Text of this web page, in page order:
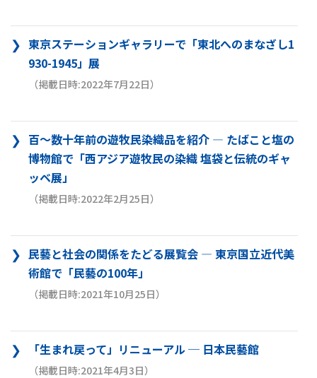
東京ステーションギャラリーで「東北へのまなざし1
930-1945」展
（掲載日時:2022年7月22日）
百～数十年前の遊牧民染織品を紹介 ― たばこと塩の
博物館で「西アジア遊牧民の染織 塩袋と伝統のギャ
ッベ展」
（掲載日時:2022年2月25日）
民藝と社会の関係をたどる展覧会 — 東京国立近代美
術館で「民藝の100年」
（掲載日時:2021年10月25日）
「生まれ戻って」リニューアル ─ 日本民藝館
（掲載日時:2021年4月3日）